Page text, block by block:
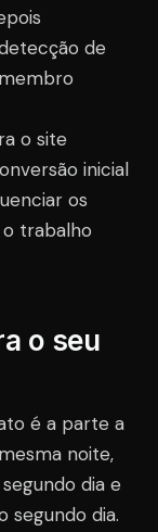
de
o site
inicial
os
trabalho
o seu
é a parte a
noite,
dia e
segundo dia.